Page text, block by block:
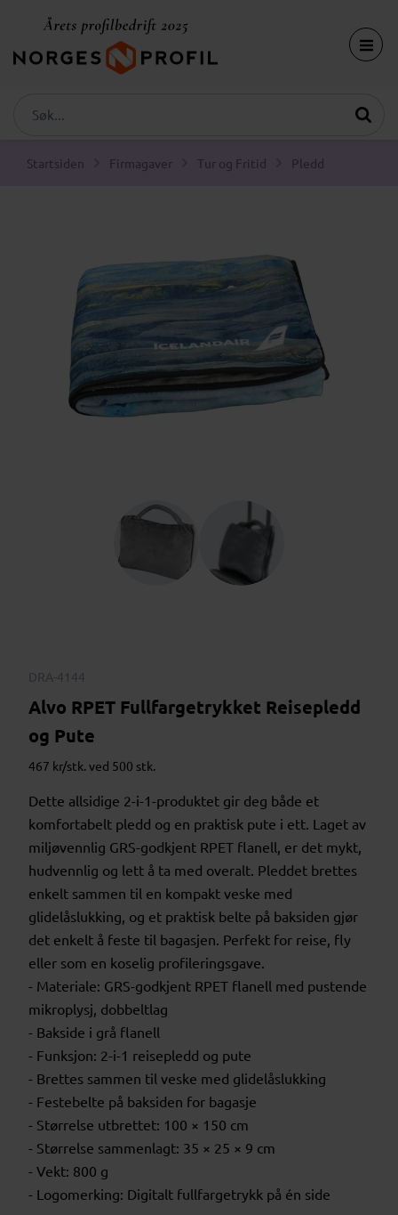
Startsiden Firmagaver Tur og Fritid Pledd
DRA-4144
Alvo RPET Fullfargetrykket Reisepledd
og Pute
467 kr/stk. ved 500 stk.
Dette allsidige 2-i-1-produktet gir deg både et
komfortabelt pledd og en praktisk pute i ett. Laget av
miljøvennlig GRS-godkjent RPET flanell, er det mykt,
hudvennlig og lett å ta med overalt. Pleddet brettes
enkelt sammen til en kompakt veske med
glidelåslukking, og et praktisk belte på baksiden gjør
det enkelt å feste til bagasjen. Perfekt for reise, fly
eller som en koselig profileringsgave.
- Materiale: GRS-godkjent RPET flanell med pustende
mikroplysj, dobbeltlag
- Bakside i grå flanell
- Funksjon: 2-i-1 reisepledd og pute
- Brettes sammen til veske med glidelåslukking
- Festebelte på baksiden for bagasje
- Størrelse utbrettet: 100 × 150 cm
- Størrelse sammenlagt: 35 × 25 × 9 cm
- Vekt: 800 g
- Logomerking: Digitalt fullfargetrykk på én side